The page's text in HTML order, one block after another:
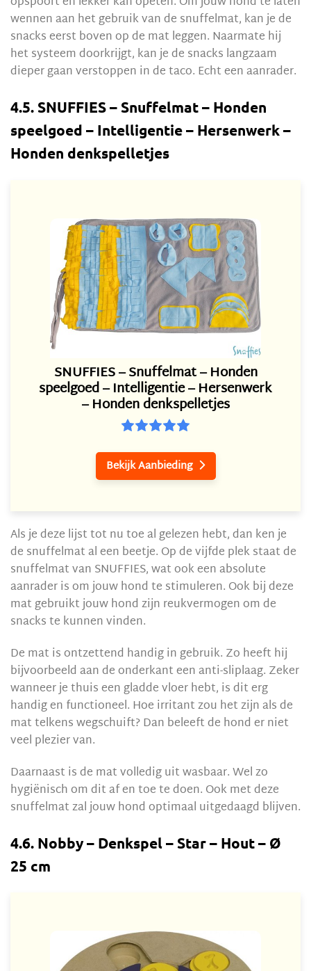
wennen aan het gebruik van de snuffelmat, kan je de
snacks eerst boven op de mat leggen. Naarmate hij
het systeem doorkrijgt, kan je de snacks langzaam
dieper gaan verstoppen in de taco. Echt een aanrader.
4.5. SNUFFIES – Snuffelmat – Honden
speelgoed – Intelligentie – Hersenwerk –
Honden denkspelletjes
SNUFFIES – Snuffelmat – Honden
speelgoed – Intelligentie – Hersenwerk
– Honden denkspelletjes
Bekijk Aanbieding 
Als je deze lijst tot nu toe al gelezen hebt, dan ken je
de snuffelmat al een beetje. Op de vijfde plek staat de
snuffelmat van SNUFFIES, wat ook een absolute
aanrader is om jouw hond te stimuleren. Ook bij deze
mat gebruikt jouw hond zijn reukvermogen om de
snacks te kunnen vinden.
De mat is ontzettend handig in gebruik. Zo heeft hij
bijvoorbeeld aan de onderkant een anti-sliplaag. Zeker
wanneer je thuis een gladde vloer hebt, is dit erg
handig en functioneel. Hoe irritant zou het zijn als de
mat telkens wegschuift? Dan beleeft de hond er niet
veel plezier van.
Daarnaast is de mat volledig uit wasbaar. Wel zo
hygiënisch om dit af en toe te doen. Ook met deze
snuffelmat zal jouw hond optimaal uitgedaagd blijven.
4.6. Nobby – Denkspel – Star – Hout – Ø
25 cm